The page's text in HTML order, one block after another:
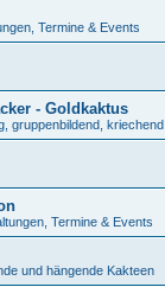
Termine & Events
- Goldkaktus
gruppenbildend, kriechend
Termine & Events
und hängende Kakteen